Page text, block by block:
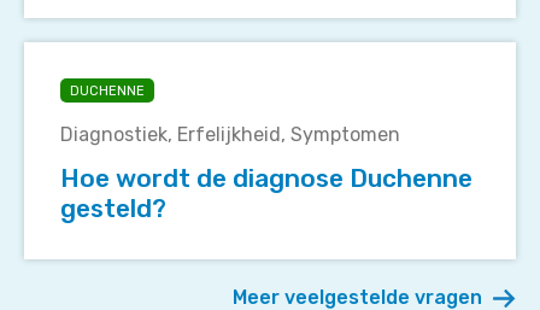
Becker?
wordt
diagnose
Duchenne
gesteld?
DUCHENNE
Diagnostiek Erfelijkheid Symptomen
Hoe wordt de diagnose Duchenne
gesteld?
Meer veelgestelde vragen